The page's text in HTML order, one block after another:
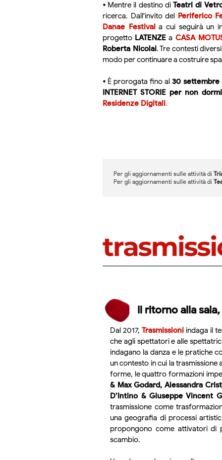
• Mentre il destino diTeatri di
ricerca. Dall'invito del Periferico
Danae Festival a cui seguirà un
progetto LATENZE a CASA
Roberta Nicolai. Tre contesti
modo per continuare a costruire
• È prorogata fino al30 settembre
INTERNET STORIE per non
Residenze Digitali.
Per gli aggiornamenti sulle attività di
Per gli aggiornamenti sulle attività di
il ritorno alla
Dal 2017, Trasmissioni indaga il
che agli spettatori e alle
indagano la danza e le pratiche
un contesto in cui la trasmissione
forme, le quattro formazioni
& Max Godard, Alessandra
D’Intino & Giuseppe Vincent
trasmissione come
una geografia di processi
propongono come attivatori di
scambio.